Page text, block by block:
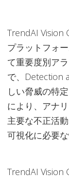
TrendAI Vision
プラットフォ
て重要度別ア
で、Detection
しい脅威の特
により、アナ
主要な不正活
可視化に必要
TrendAI Vision